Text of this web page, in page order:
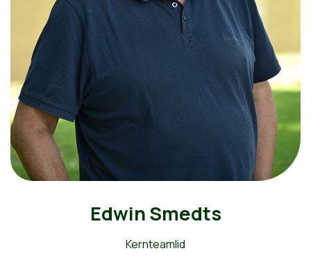
Edwin Smedts
Kernteamlid